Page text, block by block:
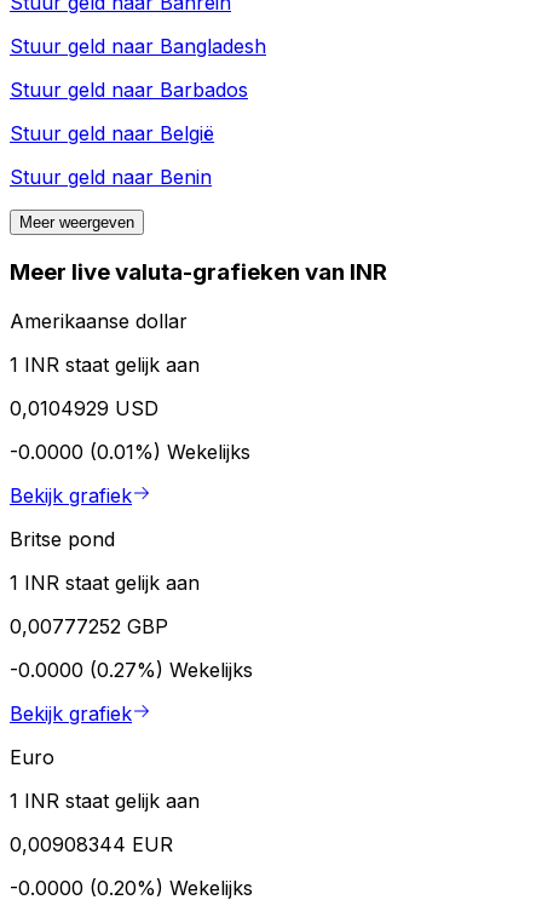
Stuur geld naar Bangladesh
Stuur geld naar Barbados
Stuur geld naar België
Stuur geld naar Benin
Meer weergeven
Meer live valuta-grafieken van INR
Amerikaanse dollar
1 INR staat gelijk aan
0,0104929 USD
-0.0000 (0.01%) Wekelijks
Bekijk grafiek
Britse pond
1 INR staat gelijk aan
0,00777252 GBP
-0.0000 (0.27%) Wekelijks
Bekijk grafiek
Euro
1 INR staat gelijk aan
0,00908344 EUR
-0.0000 (0.20%) Wekelijks